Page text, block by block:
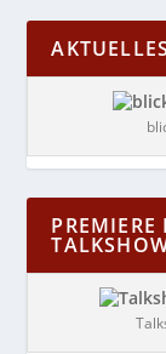
PREMIERE